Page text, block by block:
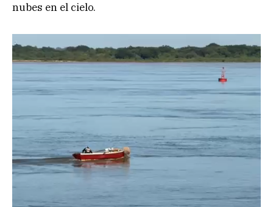
nubes en el cielo.